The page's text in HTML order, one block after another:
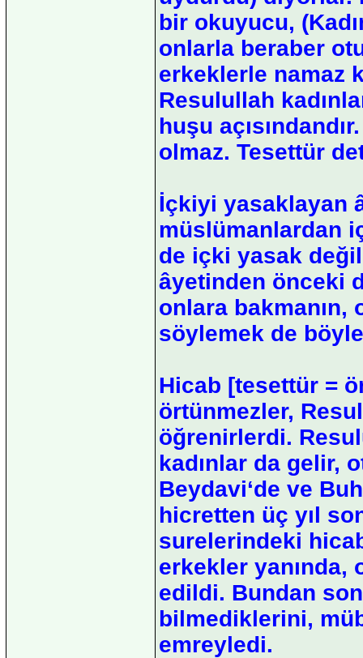
bir okuyucu,
onlarla beraber
erkeklerle namaz
Resulullah
huşu
olmaz. Tesettür
İçkiyi yasaklayan
müslümanlardan
de içki yasak
âyetinden önceki
onlara bakmanın,
söylemek de böyle
Hicab [tesettür =
örtünmezler,
öğrenirlerdi.
kadınlar da gelir,
Beydavi‘de ve
hicretten üç yıl
surelerindeki
erkekler yanında,
edildi. Bundan
bilmediklerini,
emreyledi.